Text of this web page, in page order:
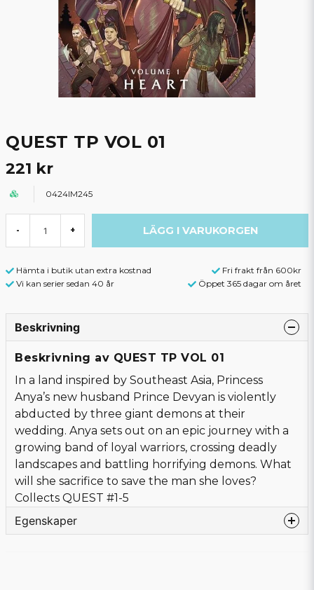
QUEST TP VOL 01
221 kr
0424IM245
- + LÄGG I VARUKORGEN
Hämta i butik utan extra kostnad
Fri frakt från 600kr
Vi kan serier sedan 40 år
Öppet 365 dagar om året
Beskrivning
Beskrivning av QUEST TP VOL 01
In a land inspired by Southeast Asia, Princess
Anya’s new husband Prince Devyan is violently
abducted by three giant demons at their
wedding. Anya sets out on an epic journey with a
growing band of loyal warriors, crossing deadly
landscapes and battling horrifying demons. What
will she sacrifice to save the man she loves?
Collects QUEST #1-5
Egenskaper